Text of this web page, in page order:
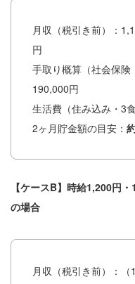
月収（税引き前）：
円
手取り概算（社会保
190,000円
生活費（住み込み・3
2ヶ月貯金額の目安：
【ケースB】時給1,200円
の場合
月収（税引き前）：